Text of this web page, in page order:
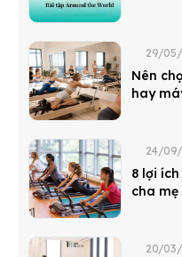
29/
Nên
hay
24/
8 lợi
cha
20/